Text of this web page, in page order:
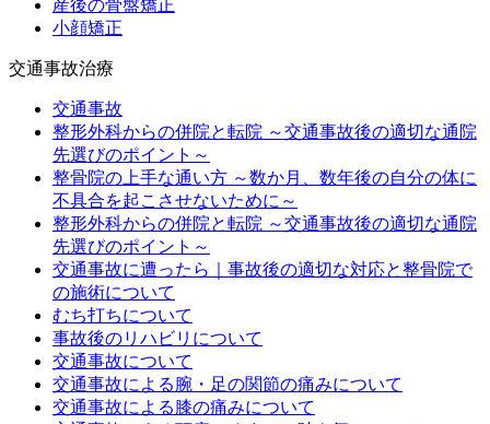
産後の骨盤矯正
小顔矯正
交通事故治療
交通事故
整形外科からの併院と転院 ～交通事故後の適切な通院
先選びのポイント～
整骨院の上手な通い方 ～数か月、数年後の自分の体に
不具合を起こさせないために～
整形外科からの併院と転院 ～交通事故後の適切な通院
先選びのポイント～
交通事故に遭ったら｜事故後の適切な対応と整骨院で
の施術について
むち打ちについて
事故後のリハビリについて
交通事故について
交通事故による腕・足の関節の痛みについて
交通事故による膝の痛みについて